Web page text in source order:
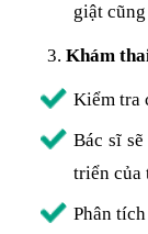
giật
Khám
Kiểm tra
Bác sĩ
triển của
Phân